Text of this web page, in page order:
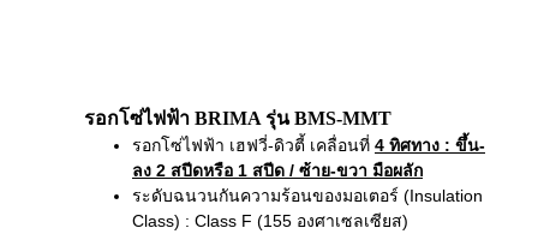
รอกโซ่ไฟฟ้า BRIMA รุ่น BMS-MMT
รอกโซ่ไฟฟ้า เฮฟวี่-ดิวตี้ เคลื่อนที่ 4 ทิศทาง : ขึ้น-
ลง 2 สปีดหรือ 1 สปีด / ซ้าย-ขวา มือผลัก
ระดับฉนวนกันความร้อนของมอเตอร์ (Insulation
Class) : Class F (155 องศาเซลเซียส)